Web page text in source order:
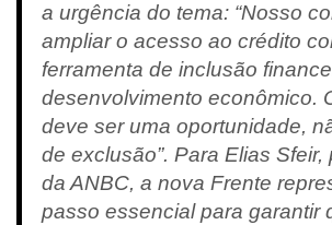
a urgência do tema: “Nosso
ampliar o acesso ao crédito
ferramenta de inclusão
desenvolvimento econômico.
deve ser uma oportunidade,
de exclusão”. Para Elias Sfeir,
da ANBC, a nova Frente
passo essencial para garantir